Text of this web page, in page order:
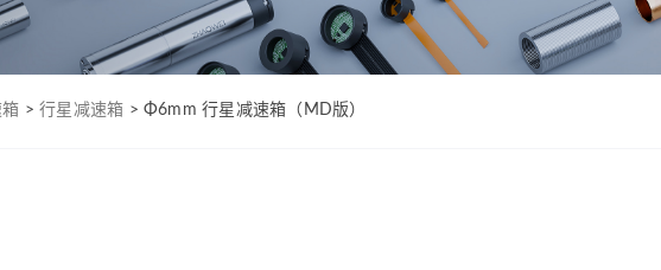
空心杯电机
Φ4mm（MC0408）
（CL0623）
ZWPD Φ12mm系列
ZWPD Φ16mm系列
ZWPD Φ20mm系列
ZWMD Φ10mm系列
ZWMD Φ12mm系列
>行星减速箱 > Φ6mm 行星减速箱（MD版）